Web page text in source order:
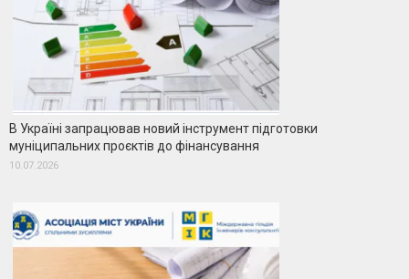
В Україні запрацював новий інструмент підготовки
муніципальних проєктів до фінансування
10.07.2026